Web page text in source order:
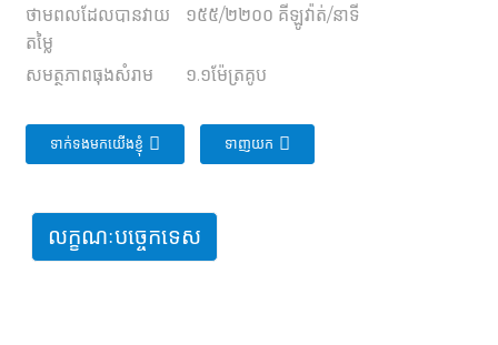
ថាមពលដែលបានវាយ
តម្លៃ
១៥៥/២២០០ គីឡូវ៉ាត់/នាទី
សមត្ថភាពធុងសំរាម ១.១ម៉ែត្រគូប
ទាក់ទងមកយើងខ្ញុំ ទាញយក
លក្ខណៈបច្ចេកទេស